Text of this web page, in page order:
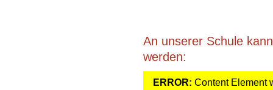
An unserer Schule
werden:
ERROR: Content Element